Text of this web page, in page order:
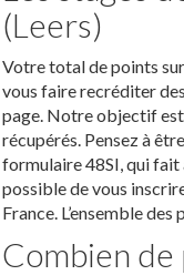
(Leers)
Votre total de points
vous faire recréditer
page. Notre objectif
récupérés. Pensez à
formulaire 48SI, qui fait
possible de vous
France. L’ensemble
Combien de